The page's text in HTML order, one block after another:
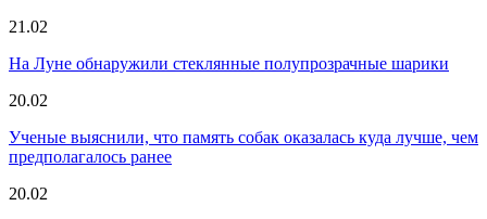
21.02
На Луне обнаружили стеклянные полупрозрачные шарики
20.02
Ученые выяснили, что память собак оказалась куда лучше, чем
предполагалось ранее
20.02